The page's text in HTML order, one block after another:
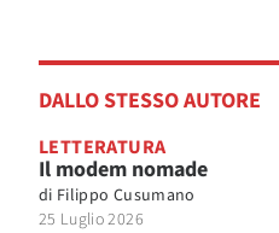
DALLO STESSO AUTORE
LETTERATURA
Il modem nomade
di Filippo Cusumano
25 Luglio 2026